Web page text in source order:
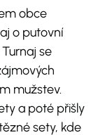
obce
o putovní
se
mužstev.
a poté přišly
sety, kde